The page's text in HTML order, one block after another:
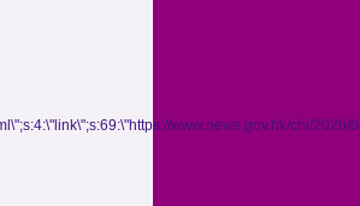
www.news.gov.hk/chi/